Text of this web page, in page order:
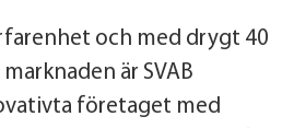
och med drygt 40
är SVAB
företaget med